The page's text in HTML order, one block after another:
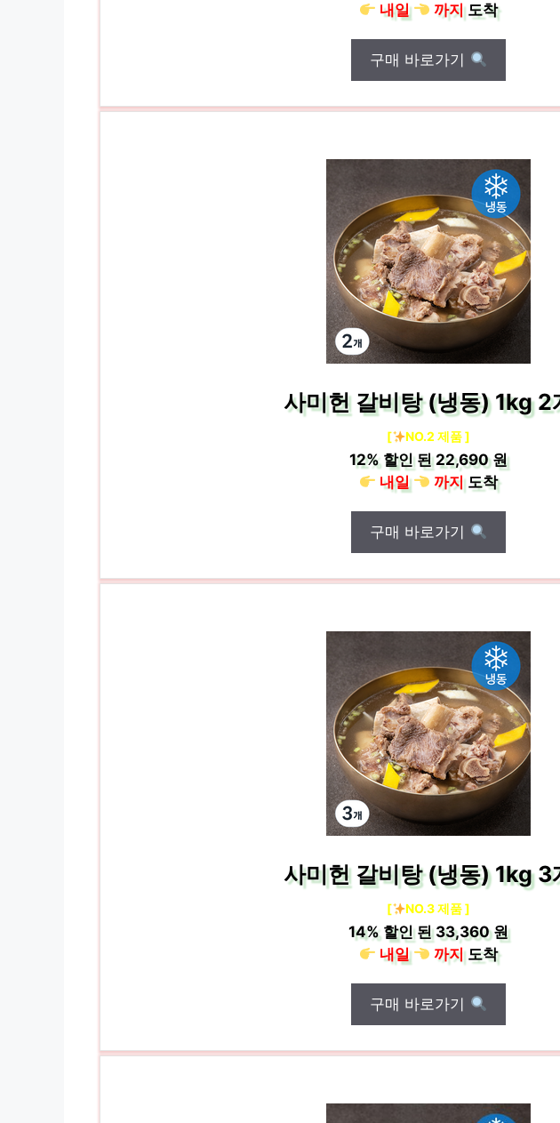
내일
까지도착
구매 바로가기
사미헌 갈비탕 (냉동) 1kg 2
[ NO.2 제품 ]
12%할인 된22,690 원
내일
까지도착
구매 바로가기
사미헌 갈비탕 (냉동) 1kg 3
[ NO.3 제품 ]
14%할인 된33,360 원
내일
까지도착
구매 바로가기